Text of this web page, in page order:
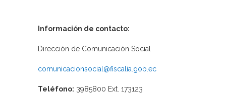
Información de contacto:
Dirección de Comunicación Social
comunicacionsocial@fiscalia.gob.ec
Teléfono: 3985800 Ext. 173123